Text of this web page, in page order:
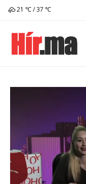
21 ℃ / 37 ℃